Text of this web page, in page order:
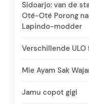
Sidoarjo: van de
Oté-Oté Porong
Lapindo-modder
Verschillende ULO
Mie Ayam Sak
Jamu copot gigi